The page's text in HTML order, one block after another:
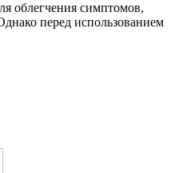
облегчения симптомов,
перед использованием